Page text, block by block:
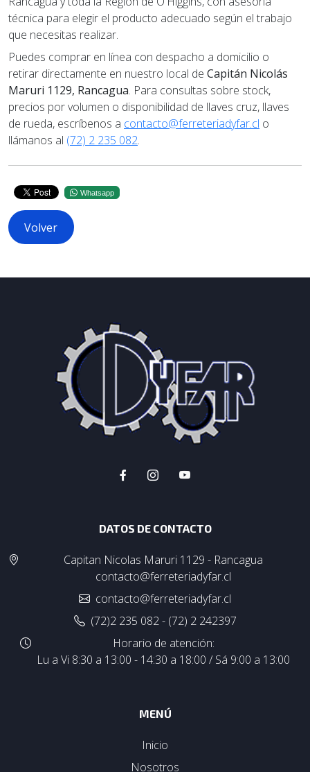
técnica para elegir el producto adecuado según el trabajo
que necesitas realizar.
Puedes comprar en línea con despacho a domicilio o
retirar directamente en nuestro local de Capitán Nicolás
Maruri 1129, Rancagua. Para consultas sobre stock,
precios por volumen o disponibilidad de llaves cruz, llaves
de rueda, escríbenos a contacto@ferreteriadyfar.cl o
llámanos al (72) 2 235 082.
Whatsapp
Volver
DATOS DE CONTACTO
Capitan Nicolas Maruri 1129 - Rancagua
contacto@ferreteriadyfar.cl
contacto@ferreteriadyfar.cl
(72)2 235 082 - (72) 2 242397
Horario de atención:
Lu a Vi 8:30 a 13:00 - 14:30 a 18:00 / Sá 9:00 a 13:00
MENÚ
Inicio
Nosotros